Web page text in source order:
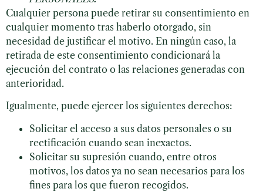
Cualquier persona puede retirar su consentimiento en
cualquier momento tras haberlo otorgado, sin
necesidad de justificar el motivo. En ningún caso, la
retirada de este consentimiento condicionará la
ejecución del contrato o las relaciones generadas con
anterioridad.
Igualmente, puede ejercer los siguientes derechos:
Solicitar el acceso a sus datos personales o su
rectificación cuando sean inexactos.
Solicitar su supresión cuando, entre otros
motivos, los datos ya no sean necesarios para los
fines para los que fueron recogidos.